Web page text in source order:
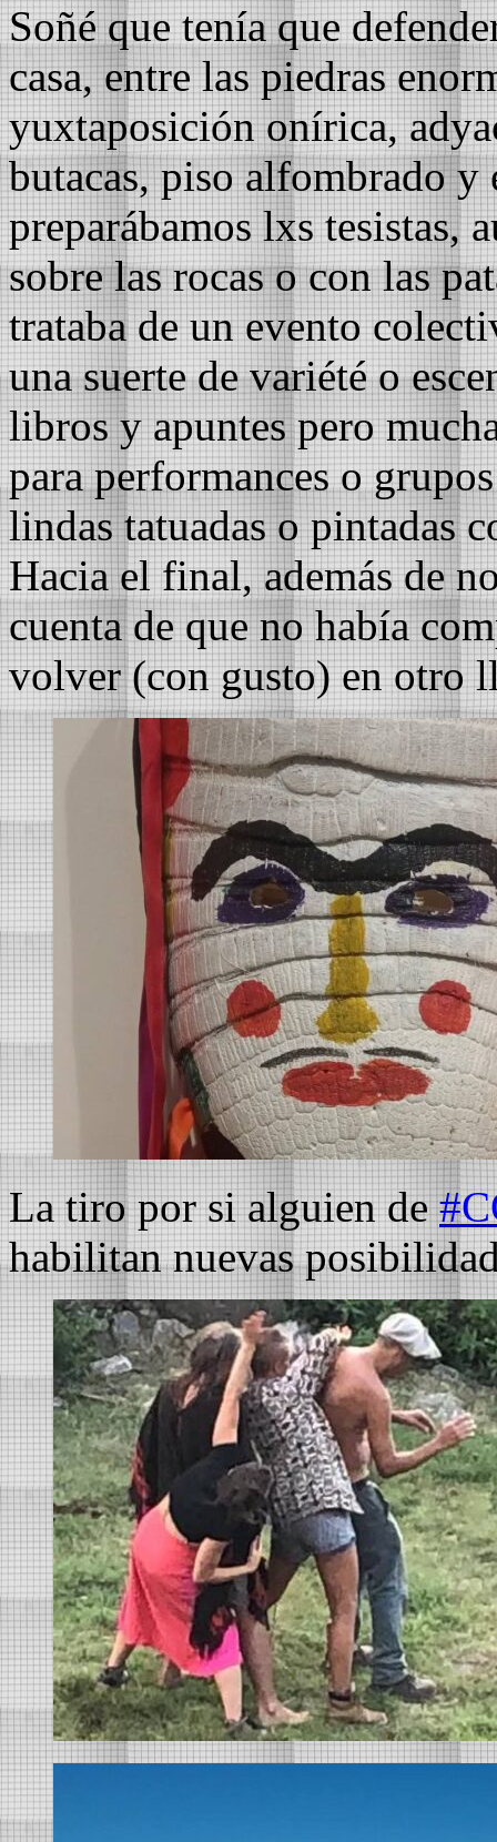
Soñé que tenía que
casa, entre las piedras
yuxtaposición onírica,
butacas, piso alfombrado y
preparábamos lxs tesistas,
sobre las rocas o con las
trataba de un evento
una suerte de variété o
libros y apuntes pero
para performances o
lindas tatuadas o pintadas
Hacia el final, además de
cuenta de que no había
volver (con gusto) en otro
La tiro por si alguien de
habilitan nuevas